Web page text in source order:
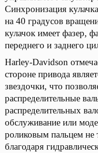
Синхронизация
на 40 градусов
кулачок имеет фазер,
переднего и заднего
Harley-Davidson
стороне привода
звездочки, что
распределительные
распределительных
обслуживание или
роликовым пальцем не
благодаря